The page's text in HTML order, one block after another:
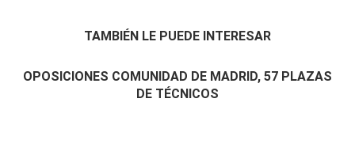
TAMBIÉN LE PUEDE INTERESAR
OPOSICIONES COMUNIDAD DE MADRID, 57 PLAZAS
DE TÉCNICOS